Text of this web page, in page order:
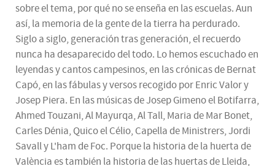
sobre el tema, por qué no se enseña en las escuelas. Aun
así, la memoria de la gente de la tierra ha perdurado.
Siglo a siglo, generación tras generación, el recuerdo
nunca ha desaparecido del todo. Lo hemos escuchado en
leyendas y cantos campesinos, en las crónicas de Bernat
Capó, en las fábulas y versos recogido por Enric Valor y
Josep Piera. En las músicas de Josep Gimeno el Botifarra,
Ahmed Touzani, Al Mayurqa, Al Tall, Maria de Mar Bonet,
Carles Dénia, Quico el Célio, Capella de Ministrers, Jordi
Savall y L'ham de Foc. Porque la historia de la huerta de
València es también la historia de las huertas de Lleida,